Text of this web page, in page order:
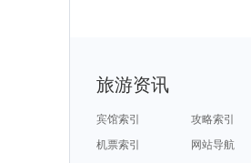
旅游资讯
宾馆索引
攻略索引
机票索引
网站导航